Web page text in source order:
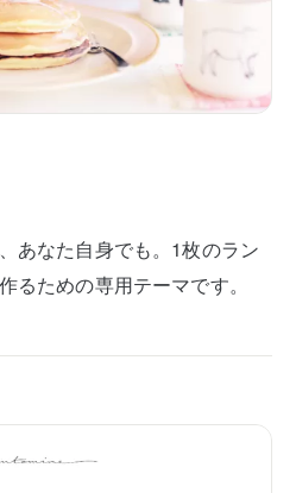
あなた自身でも。1枚のラン
るための専用テーマです。